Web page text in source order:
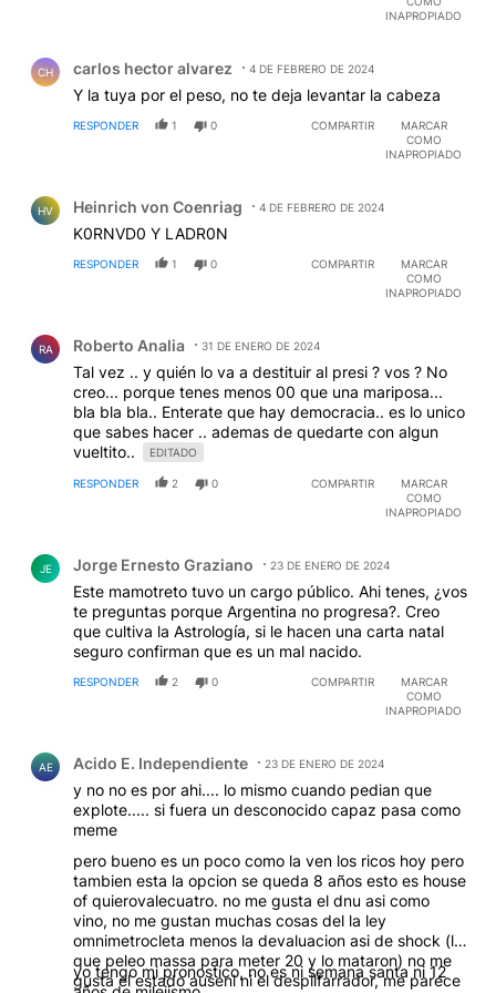
INAPROPIADO
CH carlos hector alvarez 4 DE FEBRERO DE 2024
Y la tuya por el peso, no te deja levantar la cabeza
RESPONDER 1 0 COMPARTIR
MARCAR
COMO
INAPROPIADO
HV Heinrich von Coenriag 4 DE FEBRERO DE 2024
K0RNVD0 Y LADR0N
RESPONDER 1 0 COMPARTIR
MARCAR
COMO
INAPROPIADO
RA Roberto Analia 31 DE ENERO DE 2024
Tal vez .. y quién lo va a destituir al presi ? vos ? No
creo... porque tenes menos 00 que una mariposa...
bla bla bla.. Enterate que hay democracia.. es lo unico
que sabes hacer .. ademas de quedarte con algun
vueltito..
EDITADO
RESPONDER 2 0 COMPARTIR
MARCAR
COMO
INAPROPIADO
JE Jorge Ernesto Graziano 23 DE ENERO DE 2024
Este mamotreto tuvo un cargo público. Ahi tenes, ¿vos
te preguntas porque Argentina no progresa?. Creo
que cultiva la Astrología, si le hacen una carta natal
seguro confirman que es un mal nacido.
RESPONDER 2 0 COMPARTIR
MARCAR
COMO
INAPROPIADO
AE Acido E. Independiente 23 DE ENERO DE 2024
y no no es por ahi.... lo mismo cuando pedian que
explote..... si fuera un desconocido capaz pasa como
meme
pero bueno es un poco como la ven los ricos hoy pero
tambien esta la opcion se queda 8 años esto es house
of quierovalecuatro. no me gusta el dnu asi como
vino, no me gustan muchas cosas del la ley
omnimetrocleta menos la devaluacion asi de shock (lo
que peleo massa para meter 20 y lo mataron) no me
gusta el estado auseni ni el despilfarrador, me parece
yo tengo mi pronostico, no es ni semana santa ni 12